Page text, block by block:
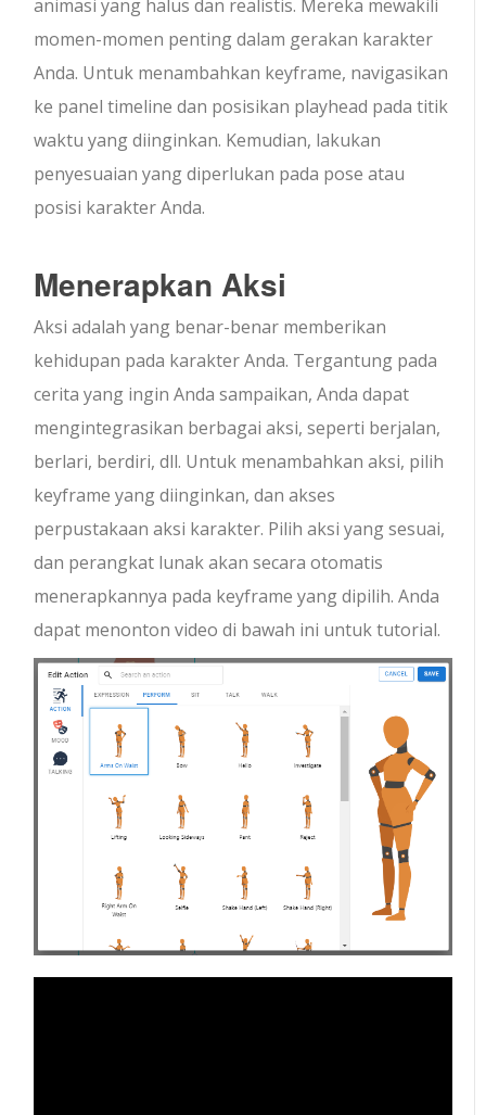
animasi yang halus dan realistis. Mereka mewakili
momen-momen penting dalam gerakan karakter
Anda. Untuk menambahkan keyframe, navigasikan
ke panel timeline dan posisikan playhead pada titik
waktu yang diinginkan. Kemudian, lakukan
penyesuaian yang diperlukan pada pose atau
posisi karakter Anda.
Menerapkan Aksi
Aksi adalah yang benar-benar memberikan
kehidupan pada karakter Anda. Tergantung pada
cerita yang ingin Anda sampaikan, Anda dapat
mengintegrasikan berbagai aksi, seperti berjalan,
berlari, berdiri, dll. Untuk menambahkan aksi, pilih
keyframe yang diinginkan, dan akses
perpustakaan aksi karakter. Pilih aksi yang sesuai,
dan perangkat lunak akan secara otomatis
menerapkannya pada keyframe yang dipilih. Anda
dapat menonton video di bawah ini untuk tutorial.